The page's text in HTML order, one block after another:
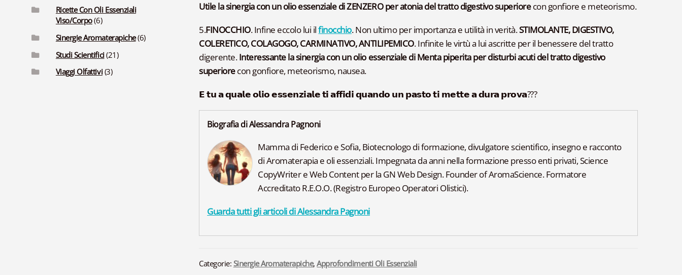
Utile la sinergia con un olio essenziale di ZENZERO per atonia del tratto digestivo superiorecon gonfiore e meteorismo.
5.FINOCCHIO. Infine eccolo lui ilfinocchio. Non ultimo per importanza e utilità in verità.STIMOLANTE, DIGESTIVO,
COLERETICO, COLAGOGO, CARMINATIVO, ANTILIPEMICO. Infinite le virtù a lui ascritte per il benessere del tratto
digerente.Interessante la sinergia con un olio essenziale di Menta piperita per disturbi acuti del tratto digestivo
superiorecon gonfiore, meteorismo, nausea.
𝗘 𝘁𝘂 𝗮 𝗾𝘂𝗮𝗹𝗲 𝗼𝗹𝗶𝗼 𝗲𝘀𝘀𝗲𝗻𝘇𝗶𝗮𝗹𝗲 𝘁𝗶 𝗮𝗳𝗳𝗶𝗱𝗶 𝗾𝘂𝗮𝗻𝗱𝗼 𝘂𝗻 𝗽𝗮𝘀𝘁𝗼 𝘁𝗶 𝗺𝗲𝘁𝘁𝗲 𝗮 𝗱𝘂𝗿𝗮 𝗽𝗿𝗼𝘃𝗮???
Biografia di Alessandra Pagnoni
Mamma di Federico e Sofia, Biotecnologo di formazione, divulgatore scientifico, insegno e racconto
di Aromaterapia e oli essenziali. Impegnata da anni nella formazione presso enti privati, Science
CopyWriter e Web Content per la GN Web Design. Founder of AromaScience. Formatore
Accreditato R.E.O.O. (Registro Europeo Operatori Olistici).
Guarda tutti gli articoli di Alessandra Pagnoni
Categorie:Sinergie Aromaterapiche,Approfondimenti Oli Essenziali
Ricette Con Oli Essenziali
Viso/Corpo(6)
Sinergie Aromaterapiche(6)
Studi Scientifici(21)
Viaggi Olfattivi(3)